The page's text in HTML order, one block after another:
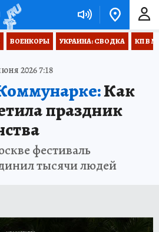
ВОЕНКОРЫ УКРАИНА: СВОДКА КП В
2026 7:18
Как
праздник
фестиваль
тысячи людей